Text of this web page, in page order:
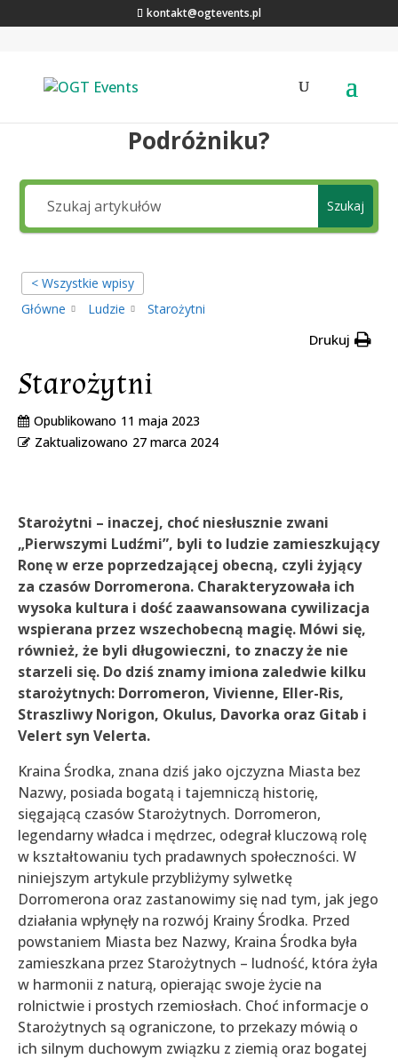
kontakt@ogtevents.pl
Podróżniku?
Szukaj
< Wszystkie wpisy
Główne
Ludzie Starożytni
Drukuj
Starożytni
Opublikowano 11 maja 2023
Zaktualizowano 27 marca 2024
Starożytni – inaczej, choć niesłusznie zwani
„Pierwszymi Ludźmi”, byli to ludzie zamieszkujący
Ronę w erze poprzedzającej obecną, czyli żyjący
za czasów Dorromerona. Charakteryzowała ich
wysoka kultura i dość zaawansowana cywilizacja
wspierana przez wszechobecną magię. Mówi się,
również, że byli długowieczni, to znaczy że nie
starzeli się. Do dziś znamy imiona zaledwie kilku
starożytnych: Dorromeron, Vivienne, Eller-Ris,
Straszliwy Norigon, Okulus, Davorka oraz Gitab i
Velert syn Velerta.
Kraina Środka, znana dziś jako ojczyzna Miasta bez
Nazwy, posiada bogatą i tajemniczą historię,
sięgającą czasów Starożytnych. Dorromeron,
legendarny władca i mędrzec, odegrał kluczową rolę
w kształtowaniu tych pradawnych społeczności. W
niniejszym artykule przybliżymy sylwetkę
Dorromerona oraz zastanowimy się nad tym, jak jego
działania wpłynęły na rozwój Krainy Środka. Przed
powstaniem Miasta bez Nazwy, Kraina Środka była
zamieszkana przez Starożytnych – ludność, która żyła
w harmonii z naturą, opierając swoje życie na
rolnictwie i prostych rzemiosłach. Choć informacje o
Starożytnych są ograniczone, to przekazy mówią o
ich silnym duchowym związku z ziemią oraz bogatej